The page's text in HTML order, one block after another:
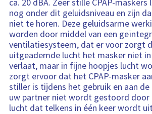
nog onder dit geluidsniveau en zijn
niet te horen. Deze geluidsarme
worden door middel van een
ventilatiesysteem, dat er voor zorgt
uitgeademde lucht het masker niet
verlaat, maar in fijne hoopjes lucht
zorgt ervoor dat het CPAP-masker
stiller is tijdens het gebruik en aan
uw partner niet wordt gestoord door
lucht dat telkens in één keer wordt